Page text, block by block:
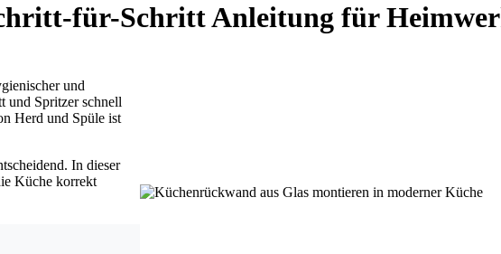
für-Schritt Anleitung für
und
und Spritzer schnell
Herd und Spüle ist
In dieser
Küche korrekt